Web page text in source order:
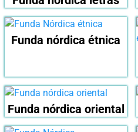
Funda nórdica étnica
Funda nórdica oriental